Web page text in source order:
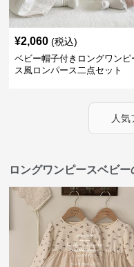
¥2,060 (税込)
ベビー帽子付きロングワンピ
ス風ロンパース二点セット
人
ロングワンピースベビ